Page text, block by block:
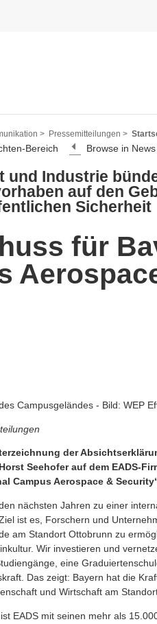
> Pressemitteilungen >
Bereich Browse in News
und Industrie
auf den
Sicherheit
für
Campusgeländes - Bild: WEP
der
Seehofer auf dem EADS-
Campus Aerospace &
nächsten Jahren zu einer
ist es, Forschern und
am Standort Ottobrunn zu
Wir investieren und
eine
Das zeigt: Bayern hat die
und Wirtschaft am
ist EADS mit seinen mehr als